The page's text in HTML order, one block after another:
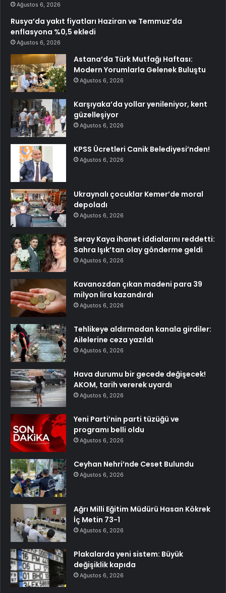
Ağustos 6, 2026
Rusya’da yakıt fiyatları Haziran ve Temmuz’da
enflasyona %0,5 ekledi
Ağustos 6, 2026
Astana’da Türk Mutfağı Haftası:
Modern Yorumlarla Gelenek Buluştu
Ağustos 6, 2026
Karşıyaka’da yollar yenileniyor, kent
güzelleşiyor
Ağustos 6, 2026
KPSS Ücretleri Canik Belediyesi’nden!
Ağustos 6, 2026
Ukraynalı çocuklar Kemer’de moral
depoladı
Ağustos 6, 2026
Seray Kaya ihanet iddialarını reddetti:
Sahra Işık’tan olay gönderme geldi
Ağustos 6, 2026
Kavanozdan çıkan madeni para 39
milyon lira kazandırdı
Ağustos 6, 2026
Tehlikeye aldırmadan kanala girdiler:
Ailelerine ceza yazıldı
Ağustos 6, 2026
Hava durumu bir gecede değişecek!
AKOM, tarih vererek uyardı
Ağustos 6, 2026
Yeni Parti’nin parti tüzüğü ve
programı belli oldu
Ağustos 6, 2026
Ceyhan Nehri’nde Ceset Bulundu
Ağustos 6, 2026
Ağrı Milli Eğitim Müdürü Hasan Kökrek
İç Metin 73-1
Ağustos 6, 2026
Plakalarda yeni sistem: Büyük
değişiklik kapıda
Ağustos 6, 2026